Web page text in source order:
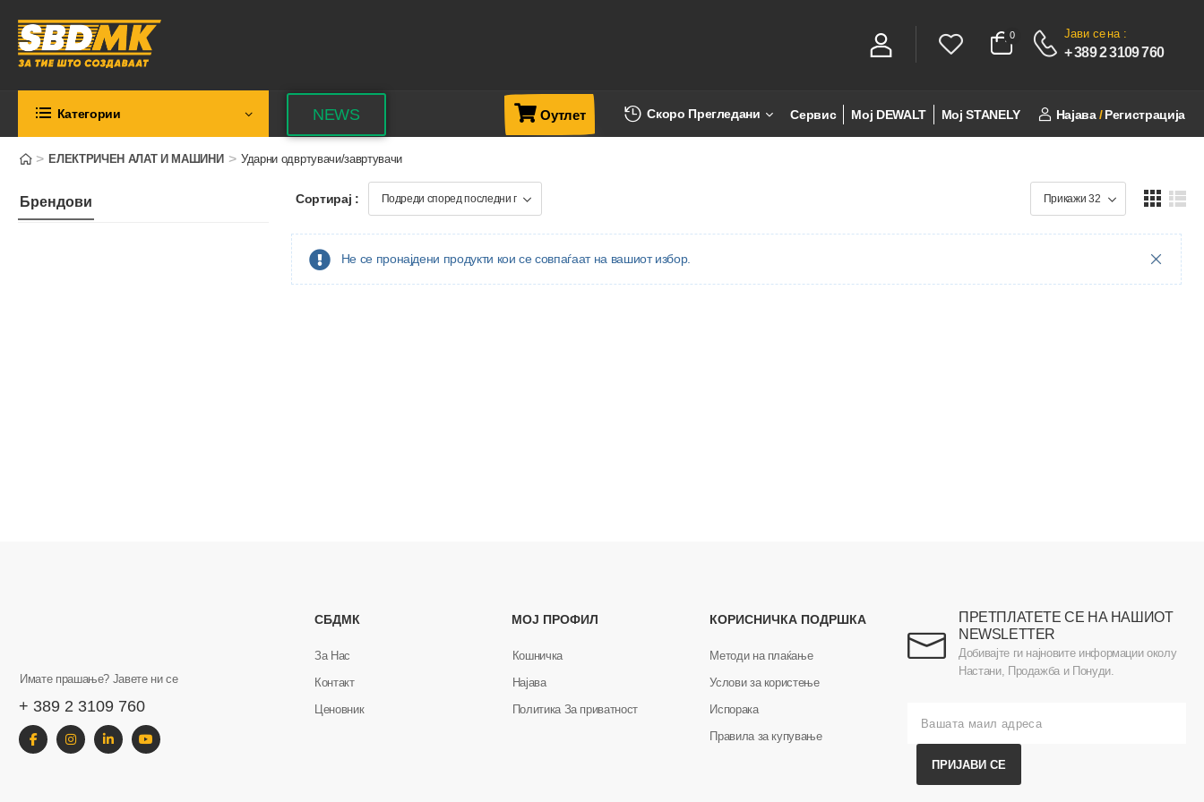
0 0 Јави се на :
+ 389 2 3109 760
Категории NEWS Оутлет Скоро Прегледани Сервис Мој DEWALT Мој STANELY Најава / Регистрација
> ЕЛЕКТРИЧЕН АЛАТ И МАШИНИ > Ударни одвртувачи/завртувачи
Брендови Сортирај :
Не се пронајдени продукти кои се совпаѓаат на вашиот избор.
ПРЕТПЛАТЕТЕ СЕ НА НАШИОТ
NEWSLETTER
Добивајте ги најновите информации околу
Настани, Продажба и Понуди.
ПРИЈАВИ СЕ
Имате прашање? Јавете ни се
+ 389 2 3109 760
СБДМК
За Нас
Контакт
Ценовник
МОЈ ПРОФИЛ
Кошничка
Најава
Политика За приватност
КОРИСНИЧКА ПОДРШКА
Методи на плаќање
Услови за користење
Испорака
Правила за купување